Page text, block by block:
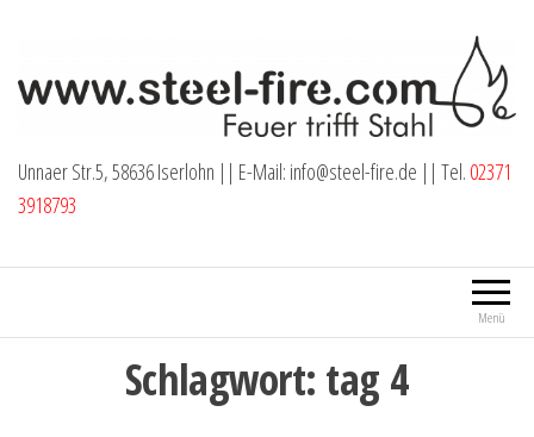
springen
Unnaer Str.5, 58636 Iserlohn || E-Mail: info@steel-fire.de || Tel. 02371
3918793
Menü
Schlagwort: tag 4